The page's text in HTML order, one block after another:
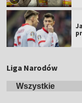
Liga Narodów